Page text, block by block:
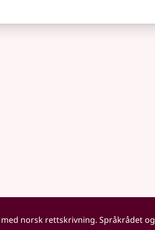
norsk rettskrivning. Språkrådet og